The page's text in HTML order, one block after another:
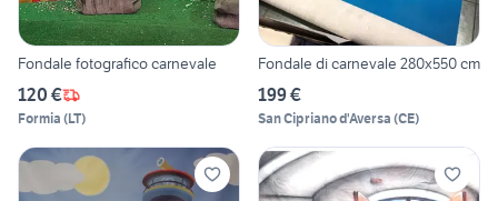
Fondale fotografico carnevale
120 €
Formia (LT)
Fondale di carnevale 280x550 cm
199 €
San Cipriano d'Aversa (CE)